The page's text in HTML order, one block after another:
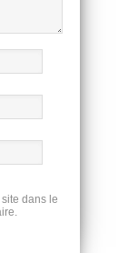
dans le